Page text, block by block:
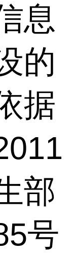
息
的
据
部
号